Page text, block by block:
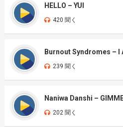
HELLO – YUI
420 聞く
Burnout Syndromes – I
239 聞く
Naniwa Danshi –
202 聞く